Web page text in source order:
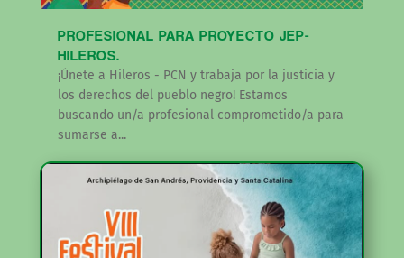
PROFESIONAL PARA PROYECTO JEP-
HILEROS.
¡Únete a Hileros - PCN y trabaja por la justicia y
los derechos del pueblo negro! Estamos
buscando un/a profesional comprometido/a para
sumarse a...